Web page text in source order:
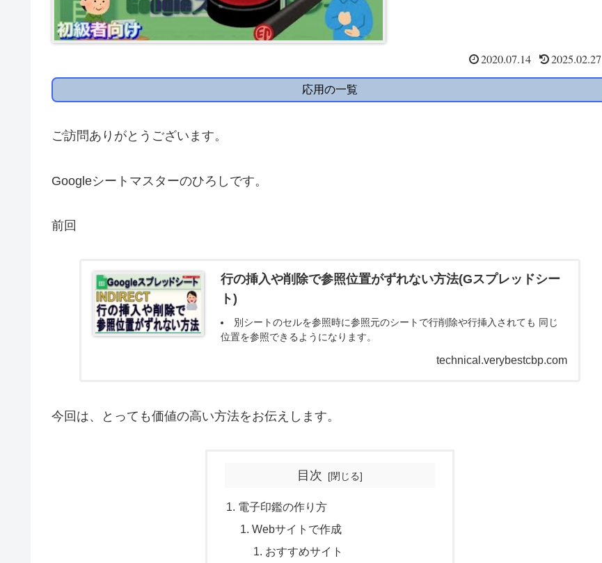
2020.07.14 2025.02.27
応用の一覧
ご訪問ありがとうございます。
Googleシートマスターのひろしです。
前回
行の挿入や削除で参照位置がずれない方法(Gスプレッドシー
ト)
別シートのセルを参照時に参照元のシートで行削除や行挿入されても 同じ
位置を参照できるようになります。
technical.verybestcbp.com
今回は、とっても価値の高い方法をお伝えします。
目次
電子印鑑の作り方
Webサイトで作成
おすすめサイト